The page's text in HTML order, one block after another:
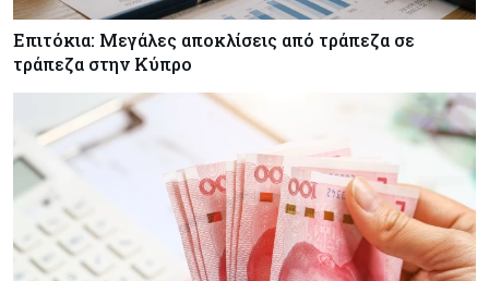
Επιτόκια: Μεγάλες αποκλίσεις από τράπεζα σε
τράπεζα στην Κύπρο